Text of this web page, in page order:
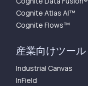
Cognite Atlas AI™︎
Cognite Flows™︎
産業向けツール
Industrial Canvas
InField